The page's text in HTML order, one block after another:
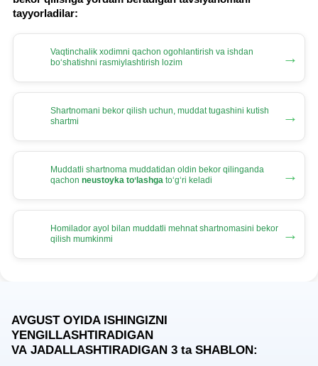
tayyorladilar:
Vaqtinchalik хodimni qachon ogohlantirish va ishdan
boʻshatishni rasmiylashtirish lozim
→
Shartnomani bekor qilish uchun, muddat tugashini kutish
shartmi
→
Muddatli shartnoma muddatidan oldin bekor qilinganda
qachon neustoyka toʻlashga toʻgʻri keladi →
Homilador ayol bilan muddatli mehnat shartnomasini bekor
qilish mumkinmi
→
AVGUST OYIDA ISHINGIZNI
YENGILLASHTIRADIGAN
VA JADALLASHTIRADIGAN 3 taSHABLON: